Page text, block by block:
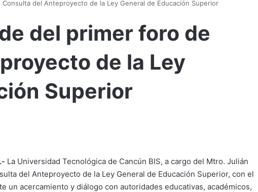
del Anteproyecto de la Ley General de Educación Superior
del primer foro de
de la Ley
Superior
La Universidad Tecnológica de Cancún BIS, a cargo del Mtro. Julián
del Anteproyecto de la Ley General de Educación Superior, con el
un acercamiento y diálogo con autoridades educativas, académicos,